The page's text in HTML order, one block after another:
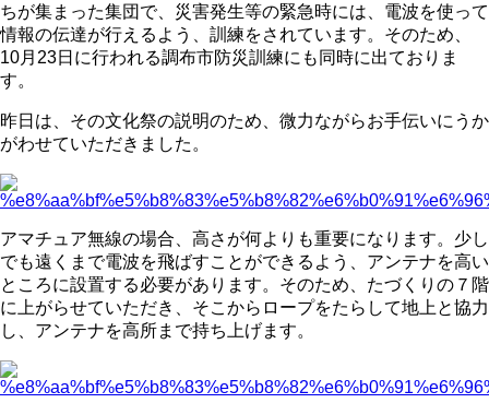
ちが集まった集団で、災害発生等の緊急時には、電波を使って
情報の伝達が行えるよう、訓練をされています。そのため、
10月23日に行われる調布市防災訓練にも同時に出ておりま
す。
昨日は、その文化祭の説明のため、微力ながらお手伝いにうか
がわせていただきました。
アマチュア無線の場合、高さが何よりも重要になります。少し
でも遠くまで電波を飛ばすことができるよう、アンテナを高い
ところに設置する必要があります。そのため、たづくりの７階
に上がらせていただき、そこからロープをたらして地上と協力
し、アンテナを高所まで持ち上げます。